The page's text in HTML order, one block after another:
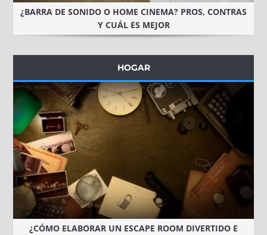
¿BARRA DE SONIDO O HOME CINEMA? PROS, CONTRAS
Y CUÁL ES MEJOR
HOGAR
¿CÓMO ELABORAR UN ESCAPE ROOM DIVERTIDO E